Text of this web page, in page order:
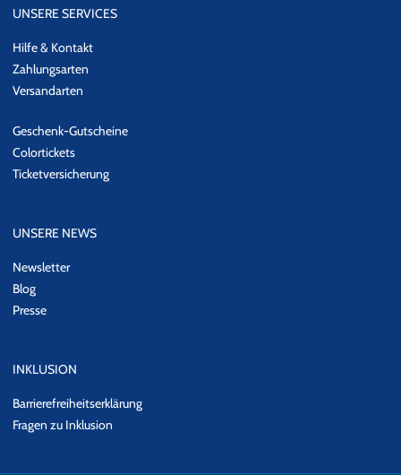
UNSERE SERVICES
Hilfe & Kontakt
Zahlungsarten
Versandarten
Geschenk-Gutscheine
Colortickets
Ticketversicherung
UNSERE NEWS
Newsletter
Blog
Presse
INKLUSION
Barrierefreiheitserklärung
Fragen zu Inklusion